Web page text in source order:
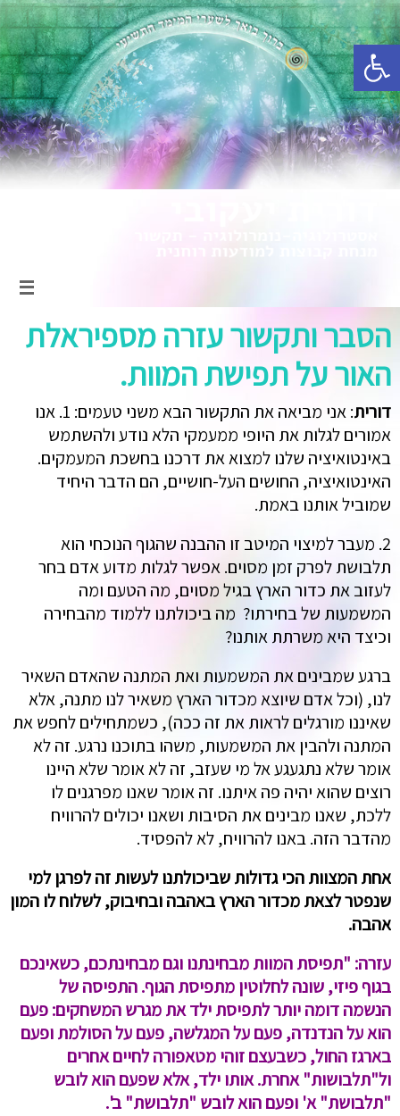
פתח סרגל נגישות
הסבר ותקשור עזרה מספיראלת
האור על תפישת המוות.
דורית
: אני מביאה את התקשור הבא משני טעמים: 1. אנו
אמורים לגלות את היופי ממעמקי הלא נודע ולהשתמש
באינטואיציה שלנו למצוא את דרכנו בחשכת המעמקים.
האינטואיציה, החושים העל-חושיים, הם הדבר היחיד
שמוביל אותנו באמת.
2. מעבר למיצוי המיטב זו ההבנה שהגוף הנוכחי הוא
תלבושת לפרק זמן מסוים. אפשר לגלות מדוע אדם בחר
לעזוב את כדור הארץ בגיל מסוים, מה הטעם ומה
המשמעות של בחירתו? מה ביכולתנו ללמוד מהבחירה
וכיצד היא משרתת אותנו?
ברגע שמבינים את המשמעות ואת המתנה שהאדם השאיר
לנו, (וכל אדם שיוצא מכדור הארץ משאיר לנו מתנה, אלא
שאיננו מורגלים לראות את זה ככה), כשמתחילים לחפש את
המתנה ולהבין את המשמעות, משהו בתוכנו נרגע. זה לא
אומר שלא נתגעגע אל מי שעזב, זה לא אומר שלא היינו
רוצים שהוא יהיה פה איתנו. זה אומר שאנו מפרגנים לו
ללכת, שאנו מבינים את הסיבות ושאנו יכולים להרוויח
מהדבר הזה. באנו להרוויח, לא להפסיד.
אחת המצוות הכי גדולות שביכולתנו לעשות זה לפרגן למי
שנפטר לצאת מכדור הארץ באהבה ובחיבוק, לשלוח לו המון
אהבה.
עזרה: "תפיסת המוות מבחינתנו וגם מבחינתכם, כשאינכם
בגוף פיזי, שונה לחלוטין מתפיסת הגוף. התפיסה של
הנשמה דומה יותר לתפיסת ילד את מגרש המשחקים: פעם
הוא על הנדנדה, פעם על המגלשה, פעם על הסולמת ופעם
בארגז החול, כשבעצם זוהי מטאפורה לחיים אחרים
ול"תלבושות" אחרת. אותו ילד, אלא שפעם הוא לובש
"תלבושת" א' ופעם הוא לובש "תלבושת" ב'.